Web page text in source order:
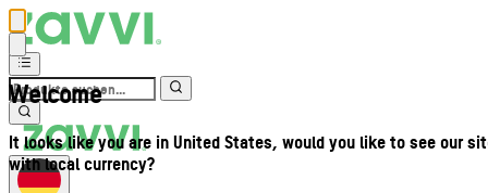
Welcome
It looks like you are in United States, would you like to see our
with local currency?